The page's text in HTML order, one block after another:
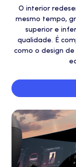
O interior
mesmo tempo,
superior e
qualidade. É
como o design